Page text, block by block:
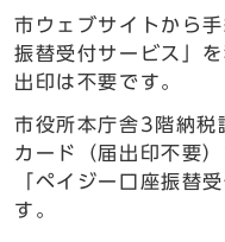
市ウェブサイトから
振替受付サービス」
出印は不要です。
市役所本庁舎3階納税
カード（届出印不要
「ペイジー口座振替
す。